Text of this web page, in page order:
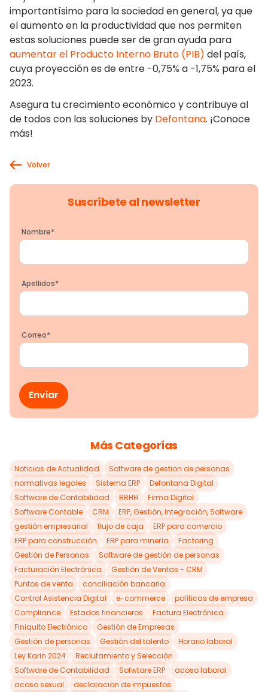
importantísimo para la sociedad en general, ya que
el aumento en la productividad que nos permiten
estas soluciones puede ser de gran ayuda para
aumentar el Producto Interno Bruto (PIB) del país,
cuya proyección es de entre -0,75% a -1,75% para el
2023.
Asegura tu crecimiento económico y contribuye al
de todos con las soluciones by Defontana. ¡Conoce
más!
Volver
Suscríbete al newsletter
Nombre*
Apellidos*
Correo*
Más Categorías
Noticias de Actualidad
Software de gestion de personas
normativas legales
Sistema ERP
Defontana Digital
Software de Contabilidad
RRHH
Firma Digital
Software Contable
CRM
ERP, Gestión, Integración, Software
gestión empresarial
flujo de caja
ERP para comercio
ERP para construcción
ERP para minería
Factoring
Gestión de Personas
Software de gestión de personas
Facturación Electrónica
Gestión de Ventas - CRM
Puntos de venta
conciliación bancaria
Control Asistencia Digital
e-commerce
políticas de empresa
Compliance
Estados financieros
Factura Electrónica
Finiquito Electrónico
Gestión de Empresas
Gestión de personas
Gestión del talento
Horario laboral
Ley Karin 2024
Reclutamiento y Selección
Software de Contabilidad
Sofwtare ERP
acoso laboral
acoso sexual
declaracion de impuestos